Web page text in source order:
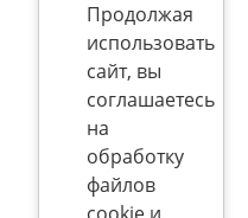
Продолжая
использовать
сайт, вы
соглашаетесь
на
обработку
файлов